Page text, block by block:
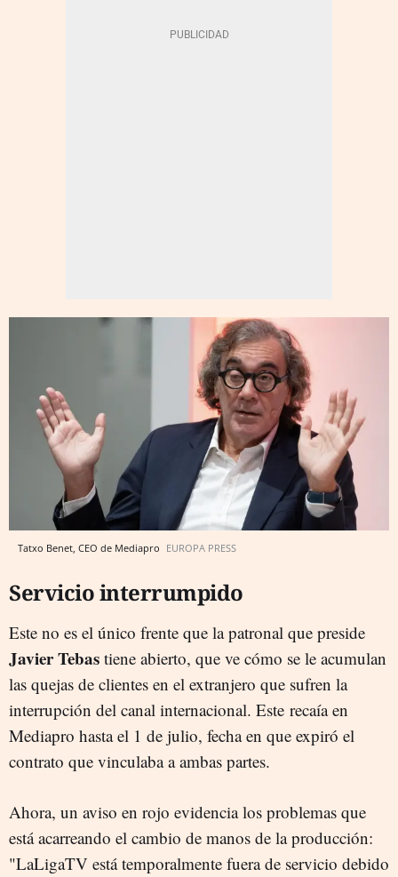
Tatxo Benet, CEO de Mediapro EUROPA PRESS
Servicio interrumpido
Este no es el único frente que la patronal que preside
Javier Tebas tiene abierto, que ve cómo se le acumulan
las quejas de clientes en el extranjero que sufren la
interrupción del canal internacional. Este recaía en
Mediapro hasta el 1 de julio, fecha en que expiró el
contrato que vinculaba a ambas partes.
Ahora, un aviso en rojo evidencia los problemas que
está acarreando el cambio de manos de la producción:
"LaLigaTV está temporalmente fuera de servicio debido